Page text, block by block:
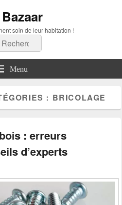
soin de leur habitation !
:
Rechercher
Menu
: BRICOLAGE
: erreurs
d’experts